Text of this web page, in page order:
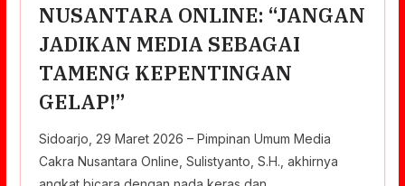
NUSANTARA ONLINE: “JANGAN
JADIKAN MEDIA SEBAGAI
TAMENG KEPENTINGAN
GELAP!”
Sidoarjo, 29 Maret 2026 – Pimpinan Umum Media
Cakra Nusantara Online, Sulistyanto, S.H., akhirnya